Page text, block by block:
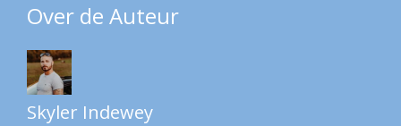
Over de Auteur
Skyler Indewey